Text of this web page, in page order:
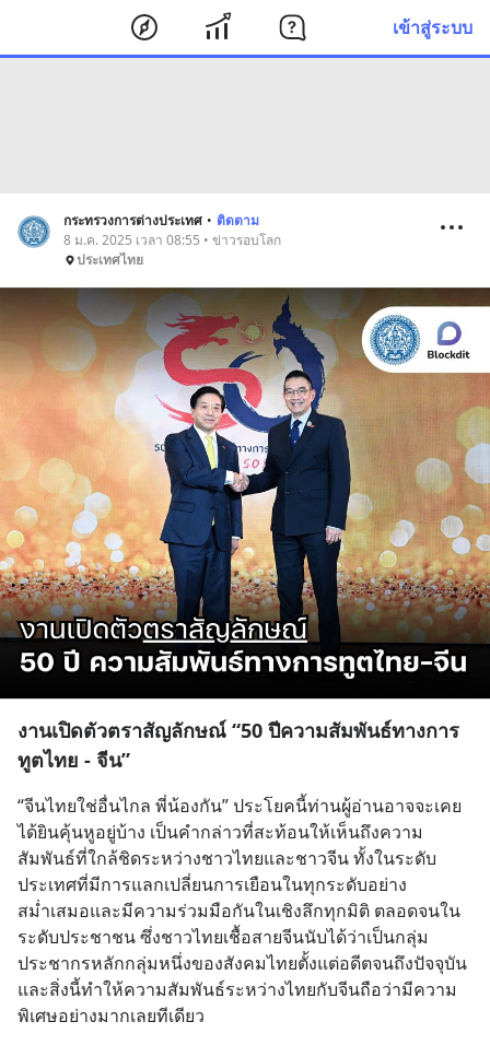
เข้าสู่ระบบ
กระทรวงการต่างประเทศ • ติดตาม
8 ม.ค. 2025 เวลา 08:55 • ข่าวรอบโลก
ประเทศไทย
งานเปิดตัวตราสัญลักษณ์ “50 ปีความสัมพันธ์ทางการ
ทูตไทย - จีน”
“จีนไทยใช่อื่นไกล พี่น้องกัน” ประโยคนี้ท่านผู้อ่านอาจจะเคย
ได้ยินคุ้นหูอยู่บ้าง เป็นคำกล่าวที่สะท้อนให้เห็นถึงความ
สัมพันธ์ที่ใกล้ชิดระหว่างชาวไทยและชาวจีน ทั้งในระดับ
ประเทศที่มีการแลกเปลี่ยนการเยือนในทุกระดับอย่าง
สม่ำเสมอและมีความร่วมมือกันในเชิงลึกทุกมิติ ตลอดจนใน
ระดับประชาชน ซึ่งชาวไทยเชื้อสายจีนนับได้ว่าเป็นกลุ่ม
ประชากรหลักกลุ่มหนึ่งของสังคมไทยตั้งแต่อดีตจนถึงปัจจุบัน
และสิ่งนี้ทำให้ความสัมพันธ์ระหว่างไทยกับจีนถือว่ามีความ
พิเศษอย่างมากเลยทีเดียว